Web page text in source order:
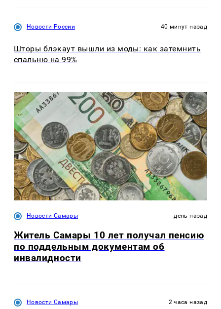
Новости России 40 минут назад
Шторы блэкаут вышли из моды: как затемнить
спальню на 99%
Новости Самары день назад
Житель Самары 10 лет получал пенсию
по поддельным документам об
инвалидности
Новости Самары 2 часа назад